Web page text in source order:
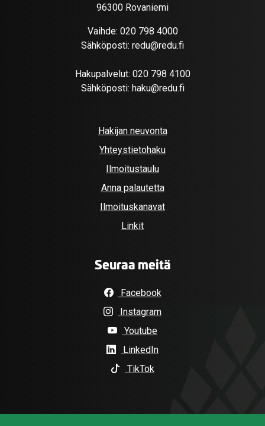
96300 Rovaniemi
Vaihde: 020 798 4000
Sähköposti: redu@redu.fi
Hakupalvelut: 020 798 4100
Sähköposti: haku@redu.fi
Hakijan neuvonta
Yhteystietohaku
Ilmoitustaulu
Anna palautetta
Ilmoituskanavat
Linkit
Seuraa meitä
Facebook
Instagram
Youtube
LinkedIn
TikTok